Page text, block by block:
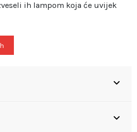
ih lampom koja će uvijek